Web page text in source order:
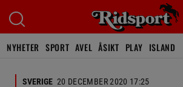
NYHETER SPORT AVEL ÅSIKT PLAY ISLAND
SVERIGE 20 DECEMBER 2020 17:25